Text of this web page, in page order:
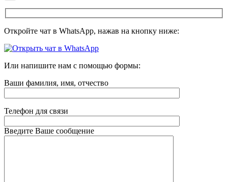
Откройте чат в WhatsApp, нажав на кнопку ниже:
Или напишите нам с помощью формы:
Ваши фамилия, имя, отчество
Телефон для связи
Введите Ваше сообщение